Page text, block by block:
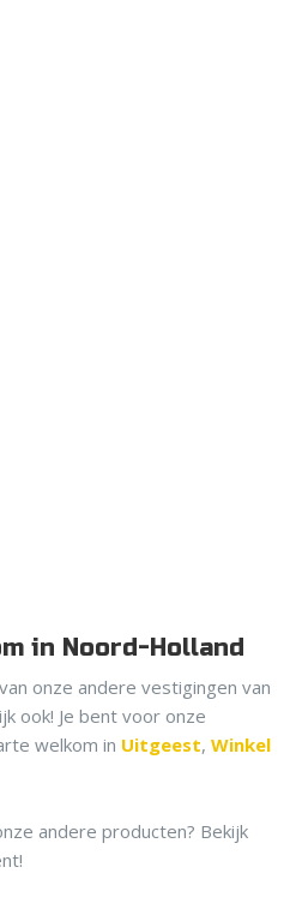
in Noord-Holland
onze andere vestigingen van
ook! Je bent voor onze
welkom in Uitgeest, Winkel
andere producten? Bekijk